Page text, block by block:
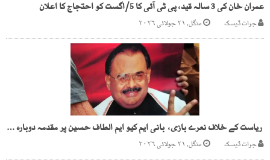
عمران خان کی 3 سالہ قید، پی ٹی آئی کا 5/اگست کو احتجاج کا اعلان
جرات ڈیسک منگل, ۲۱ جولائی ۲۰۲۶
ریاست کے خلاف نعرے بازی، بانی ایم کیو ایم الطاف حسین پر مقدمہ دوبارہ کھل گیا
جرات ڈیسک منگل, ۲۱ جولائی ۲۰۲۶